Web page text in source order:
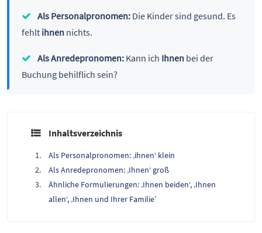
Als Personalpronomen:Die Kinder sind gesund. Es
fehlt ihnennichts.
Als Anredepronomen:Kann ich Ihnenbei der
Buchung behilflich sein?
Inhaltsverzeichnis
Als Personalpronomen: ‚ihnen‘ klein
Als Anredepronomen: ‚Ihnen‘ groß
Ähnliche Formulierungen: ‚Ihnen beiden‘, ‚Ihnen
allen‘, ‚Ihnen und Ihrer Familie’